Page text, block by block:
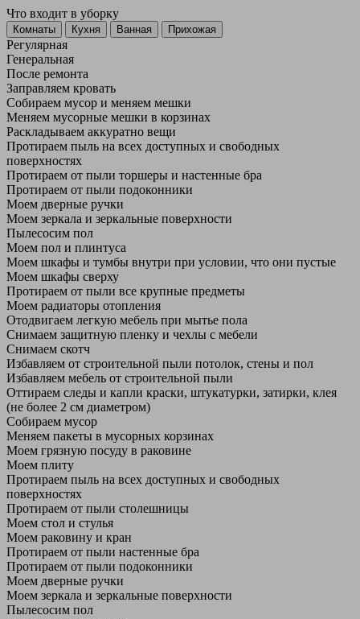
Что входит в уборку
Регу­лярная
Гене­ральная
После ремонта
Заправляем кровать
Собираем мусор и меняем мешки
Меняем мусорные мешки в корзинах
Раскладываем аккуратно вещи
Протираем пыль на всех доступных и свободных
поверхностях
Протираем от пыли торшеры и настенные бра
Протираем от пыли подоконники
Моем дверные ручки
Моем зеркала и зеркальные поверхности
Пылесосим пол
Моем пол и плинтуса
Моем шкафы и тумбы внутри при условии, что они пустые
Моем шкафы сверху
Протираем от пыли все крупные предметы
Моем радиаторы отопления
Отодвигаем легкую мебель при мытье пола
Снимаем защитную пленку и чехлы с мебели
Снимаем скотч
Избавляем от строительной пыли потолок, стены и пол
Избавляем мебель от строительной пыли
Оттираем следы и капли краски, штукатурки, затирки, клея
(не более 2 см диаметром)
Собираем мусор
Меняем пакеты в мусорных корзинах
Моем грязную посуду в раковине
Моем плиту
Протираем пыль на всех доступных и свободных
поверхностях
Протираем от пыли столешницы
Моем стол и стулья
Моем раковину и кран
Протираем от пыли настенные бра
Протираем от пыли подоконники
Моем дверные ручки
Моем зеркала и зеркальные поверхности
Пылесосим пол